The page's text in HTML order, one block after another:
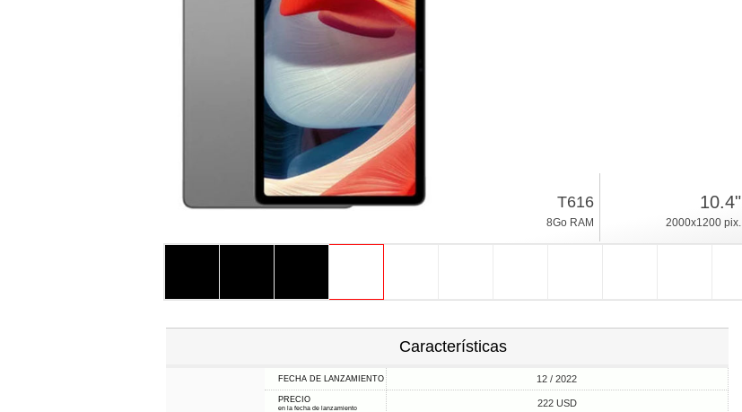
T616
8Go RAM
10.4"
2000x1200 pix.
Características
FECHA DE LANZAMIENTO 12 / 2022
PRECIO
en la fecha de lanzamiento 222 USD